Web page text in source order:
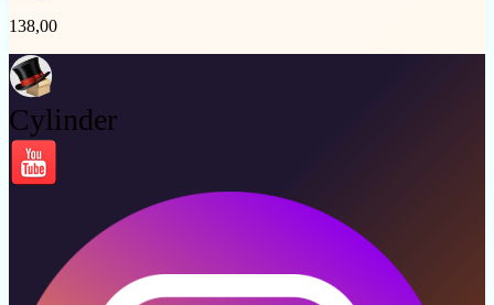
138,00
Cylinder